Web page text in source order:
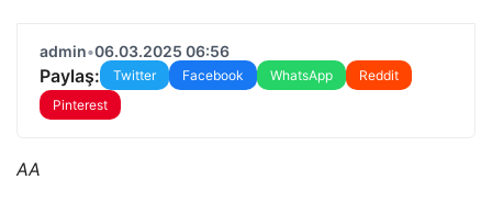
admin•06.03.2025 06:56
Paylaş: Twitter Facebook WhatsApp
Reddit
Pinterest
AA